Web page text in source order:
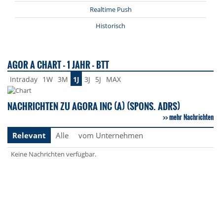
Realtime Push
Historisch
AGOR A CHART - 1 JAHR - BTT
Intraday 1W 3M 1J 3J 5J MAX
NACHRICHTEN ZU AGORA INC (A) (SPONS. ADRS)
mehr Nachrichten
Relevant
Alle vom Unternehmen
Keine Nachrichten verfügbar.